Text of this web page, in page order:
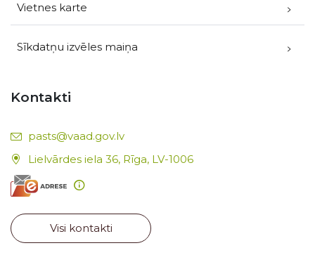
Vietnes karte
Sīkdatņu izvēles maiņa
Kontakti
E-pasts:
pasts@vaad.gov.lv
Lielvārdes iela 36, Rīga, LV-1006
Visi kontakti